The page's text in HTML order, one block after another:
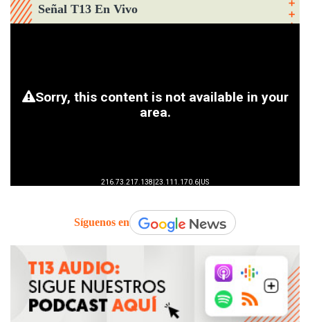
Señal T13 En Vivo
Síguenos en